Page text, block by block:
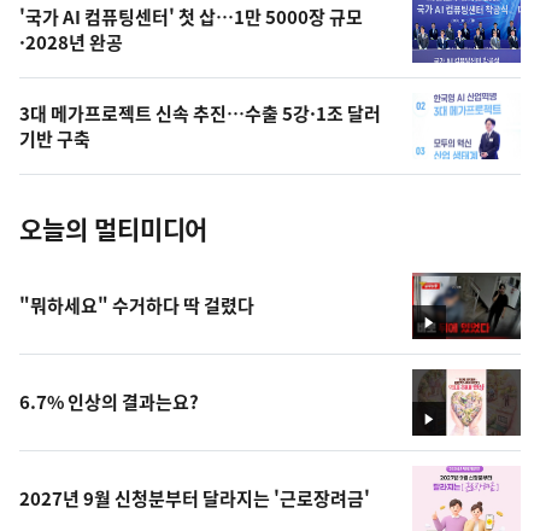
오
늘
의
사
진
'국가 AI 컴퓨팅센터' 첫 삽…1만 5000장 규모
·2028년 완공
3대 메가프로젝트 신속 추진…수출 5강·1조 달러
기반 구축
오늘의 멀티미디어
영
상
"뭐하세요" 수거하다 딱 걸렸다
영
상
6.7% 인상의 결과는요?
2027년 9월 신청분부터 달라지는 '근로장려금'